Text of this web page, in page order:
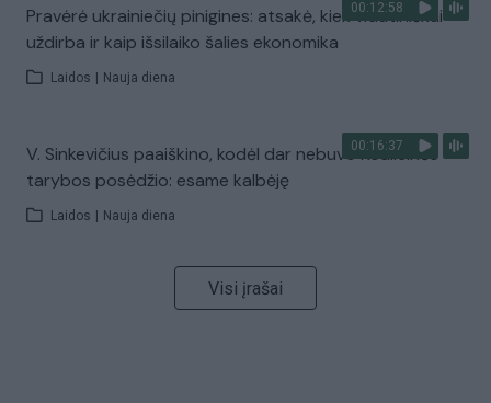
00:12:58
Pravėrė ukrainiečių pinigines: atsakė, kiek vidutiniškai
uždirba ir kaip išsilaiko šalies ekonomika
Laidos Nauja diena
00:16:37
V. Sinkevičius paaiškino, kodėl dar nebuvo Koalicinės
tarybos posėdžio: esame kalbėję
Laidos Nauja diena
Visi įrašai